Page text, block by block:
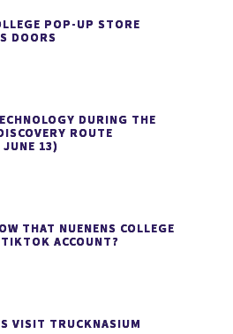
POP-UP STORE
DOORS
DURING THE
ROUTE
13)
THAT NUENENS COLLEGE
ACCOUNT?
VISIT TRUCKNASIUM